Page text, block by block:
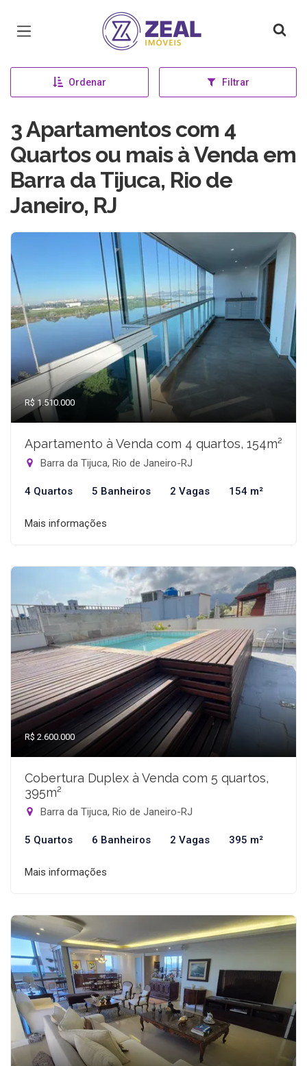
Página inicial
Ordenar Filtrar
3 Apartamentos com 4
Quartos ou mais à Venda em
Barra da Tijuca, Rio de
Janeiro, RJ
R$ 1.510.000
Apartamento à Venda com 4 quartos, 154m²
Barra da Tijuca, Rio de Janeiro-RJ
4 Quartos 5 Banheiros 2 Vagas 154 m²
Mais informações
R$ 2.600.000
Cobertura Duplex à Venda com 5 quartos,
395m²
Barra da Tijuca, Rio de Janeiro-RJ
5 Quartos 6 Banheiros 2 Vagas 395 m²
Mais informações